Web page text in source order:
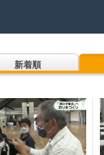
新着順